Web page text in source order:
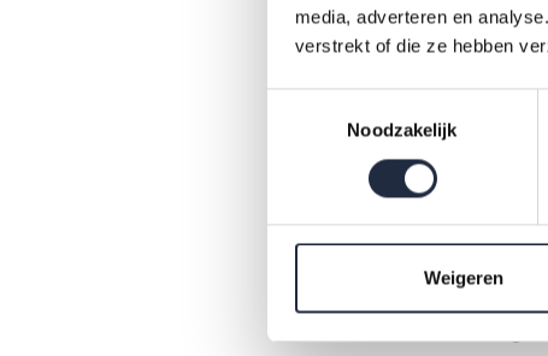
media, adverteren en
verstrekt of die ze hebben
Noodzakelijk
Weigeren
eens in